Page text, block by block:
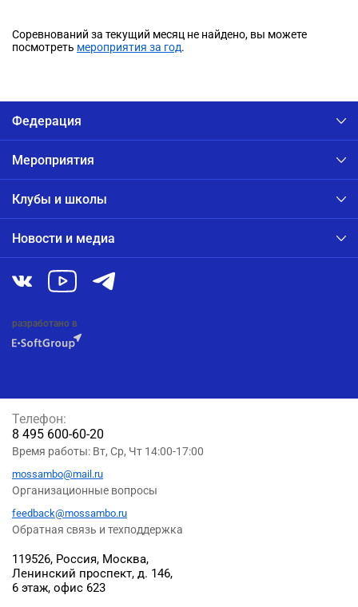
Соревнований за текущий месяц не найдено, вы можете
посмотреть мероприятия за год.
Федерация
Мероприятия
Клубы и школы
Новости и медиа
разработано в
119526, Россия, Москва,
Ленинский проспект, д. 146,
6 этаж, офис 623
Телефон:
8 495 600-60-20
Время работы: Вт, Ср, Чт 14:00-17:00
mossambo@mail.ru
Организационные вопросы
feedback@mossambo.ru
Обратная связь и техподдержка